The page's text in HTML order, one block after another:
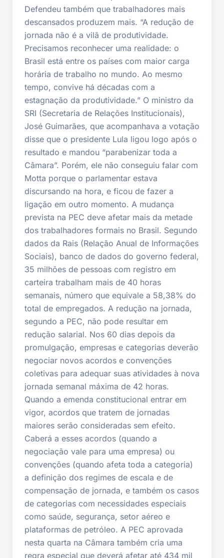
Defendeu também que trabalhadores mais
descansados produzem mais. “A redução de
jornada não é a vilã de produtividade.
Precisamos reconhecer uma realidade: o
Brasil está entre os países com maior carga
horária de trabalho no mundo. Ao mesmo
tempo, convive há décadas com a
estagnação da produtividade.” O ministro da
SRI (Secretaria de Relações Institucionais),
José Guimarães, que acompanhava a votação
disse que o presidente Lula ligou logo após o
resultado e mandou “parabenizar toda a
Câmara”. Porém, ele não conseguiu falar com
Motta porque o parlamentar estava
discursando na hora, e ficou de fazer a
ligação em outro momento. A mudança
prevista na PEC deve afetar mais da metade
dos trabalhadores formais no Brasil. Segundo
dados da Rais (Relação Anual de Informações
Sociais), banco de dados do governo federal,
35 milhões de pessoas com registro em
carteira trabalham mais de 40 horas
semanais, número que equivale a 58,38% do
total de empregados. A redução na jornada,
segundo a PEC, não pode resultar em
redução salarial. Nos 60 dias depois da
promulgação, empresas e categorias deverão
negociar novos acordos e convenções
coletivas para adequar suas atividades à nova
jornada semanal máxima de 42 horas.
Quando a emenda constitucional entrar em
vigor, acordos que tratem de jornadas
maiores serão consideradas sem efeito.
Caberá a esses acordos (quando a
negociação vale para uma empresa) ou
convenções (quando afeta toda a categoria)
a definição dos regimes de escala e de
compensação de jornada, e também os casos
de categorias com necessidades especiais
como saúde, segurança, setor aéreo e
plataformas de petróleo. A PEC aprovada
nesta quarta na Câmara também cria uma
regra especial que deverá afetar até 434 mil